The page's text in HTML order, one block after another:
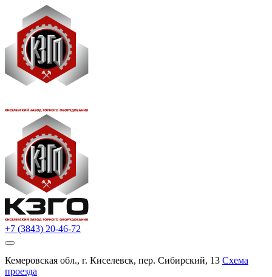
+7 (3843) 20-46-72
Кемеровская обл., г. Киселевск, пер. Сибирский, 13 Схема
проезда